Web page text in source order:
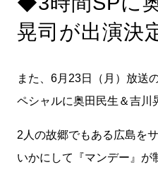
晃司が出演決
また、6月23日（月）放送
ペシャルに奥田民生＆吉川
2人の故郷でもある広島を
いかにして『マンデー』が